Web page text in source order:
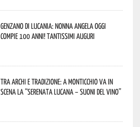
Genzano di Lucania: nonna Angela oggi
compie 100 anni! Tantissimi auguri
Tra archi e tradizione: a Monticchio va in
scena la “Serenata lucana – suoni del vino”